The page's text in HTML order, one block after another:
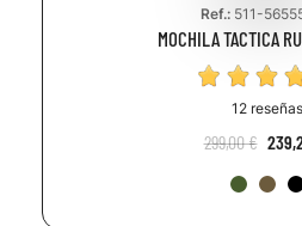
Ref.: 511-
MOCHILA TACTICA
12 reseñas
299,00 €